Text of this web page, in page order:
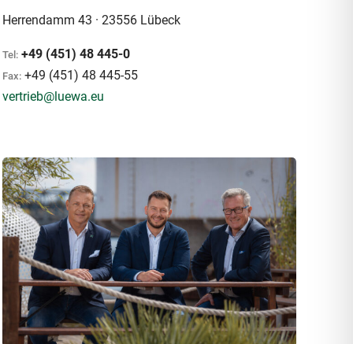
Herrendamm 43 · 23556 Lübeck
Tel:+49 (451) 48 445-0
Fax:+49 (451) 48 445-55
vertrieb@luewa.eu
Wir sind ausgezeichnet!